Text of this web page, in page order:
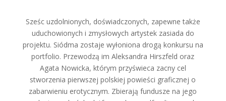
Sześc uzdolnionych, doświadczonych, zapewne także
uduchowionych i zmysłowych artystek zasiada do
projektu. Siódma zostaje wyłoniona drogą konkursu na
portfolio. Przewodzą im Aleksandra Hirszfeld oraz
Agata Nowicka, którym przyświeca zacny cel
stworzenia pierwszej polskiej powieści graficznej o
zabarwieniu erotycznym. Zbierają fundusze na jego